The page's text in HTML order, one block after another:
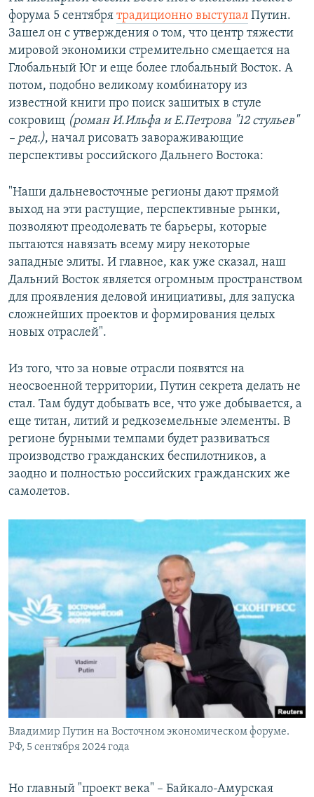
форума 5 сентября традиционно выступал Путин.
Зашел он с утверждения о том, что центр тяжести
мировой экономики стремительно смещается на
Глобальный Юг и еще более глобальный Восток. А
потом, подобно великому комбинатору из
известной книги про поиск зашитых в стуле
сокровищ (роман И.Ильфа и Е.Петрова "12 стульев"
– ред.), начал рисовать завораживающие
перспективы российского Дальнего Востока:
"Наши дальневосточные регионы дают прямой
выход на эти растущие, перспективные рынки,
позволяют преодолевать те барьеры, которые
пытаются навязать всему миру некоторые
западные элиты. И главное, как уже сказал, наш
Дальний Восток является огромным пространством
для проявления деловой инициативы, для запуска
сложнейших проектов и формирования целых
новых отраслей".
Из того, что за новые отрасли появятся на
неосвоенной территории, Путин секрета делать не
стал. Там будут добывать все, что уже добывается, а
еще титан, литий и редкоземельные элементы. В
регионе бурными темпами будет развиваться
производство гражданских беспилотников, а
заодно и полностью российских гражданских же
самолетов.
Владимир Путин на Восточном экономическом форуме.
РФ, 5 сентября 2024 года
Но главный "проект века" – Байкало-Амурская